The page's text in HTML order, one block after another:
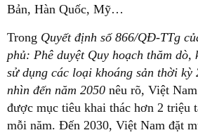
Bản, Hàn Quốc, Mỹ…
Trong Quyết định số 866/QĐ-TTg
phủ: Phê duyệt Quy hoạch thăm dò,
sử dụng các loại khoáng sản thời kỳ
nhìn đến năm 2050 nêu rõ, Việt
được mục tiêu khai thác hơn 2 triệu
mỗi năm. Đến 2030, Việt Nam đặt